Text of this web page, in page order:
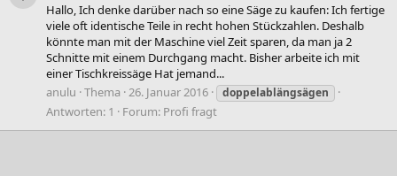
Hallo, Ich denke darüber nach so eine Säge zu kaufen: Ich fertige
viele oft identische Teile in recht hohen Stückzahlen. Deshalb
könnte man mit der Maschine viel Zeit sparen, da man ja 2
Schnitte mit einem Durchgang macht. Bisher arbeite ich mit
einer Tischkreissäge Hat jemand...
anulu Thema 26. Januar 2016 doppelablängsägen
Antworten: 1 Forum: Profi fragt